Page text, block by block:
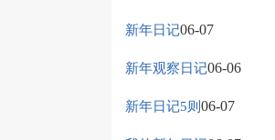
新年日记06-07
新年观察日记06-06
新年日记5则 06-07